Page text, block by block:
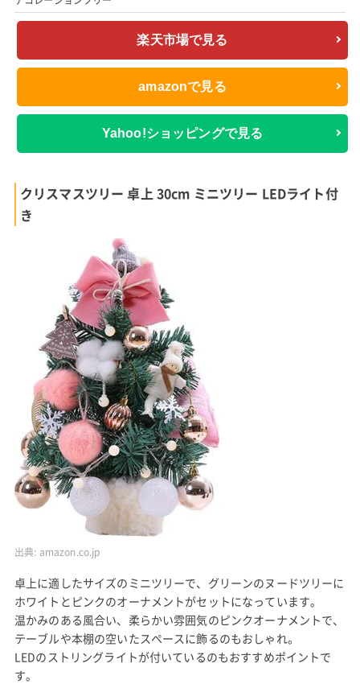
楽天市場で見る
amazonで見る
Yahoo!ショッピングで見る
クリスマスツリー 卓上 30cm ミニツリー LEDライト付
き
出典: amazon.co.jp
卓上に適したサイズのミニツリーで、グリーンのヌードツリーに
ホワイトとピンクのオーナメントがセットになっています。
温かみのある風合い、柔らかい雰囲気のピンクオーナメントで、
テーブルや本棚の空いたスペースに飾るのもおしゃれ。
LEDのストリングライトが付いているのもおすすめポイントで
す。